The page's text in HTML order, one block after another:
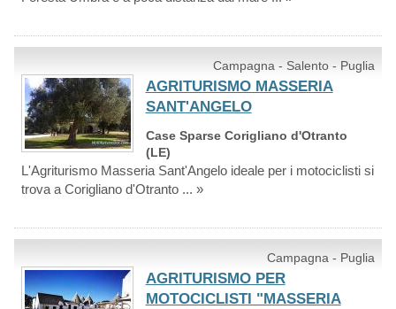
Campagna - Salento - Puglia
AGRITURISMO MASSERIA
SANT'ANGELO
Case Sparse Corigliano d'Otranto
(LE)
L'Agriturismo Masseria Sant'Angelo ideale per i motociclisti si
trova a Corigliano d'Otranto ... »
Campagna - Puglia
AGRITURISMO PER
MOTOCICLISTI "MASSERIA